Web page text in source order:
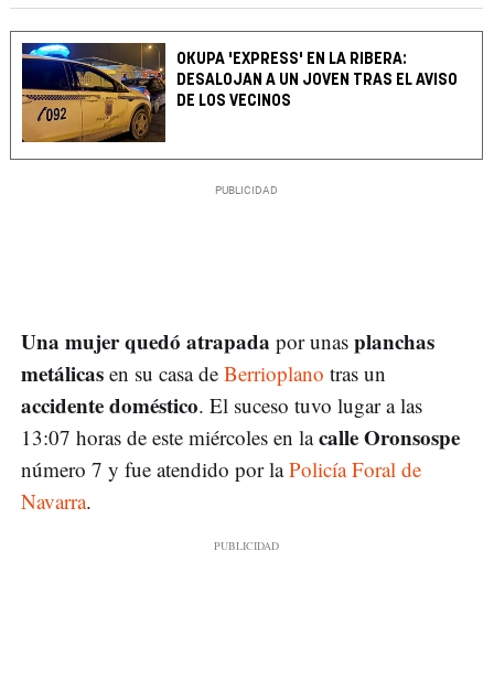
OKUPA 'EXPRESS' EN LA RIBERA:
DESALOJAN A UN JOVEN TRAS EL AVISO
DE LOS VECINOS
Una mujer quedó atrapada por unas planchas
metálicas en su casa de Berrioplano tras un
accidente doméstico. El suceso tuvo lugar a las
13:07 horas de este miércoles en lacalle Oronsospe
número 7 y fue atendido por laPolicía Foral de
Navarra.